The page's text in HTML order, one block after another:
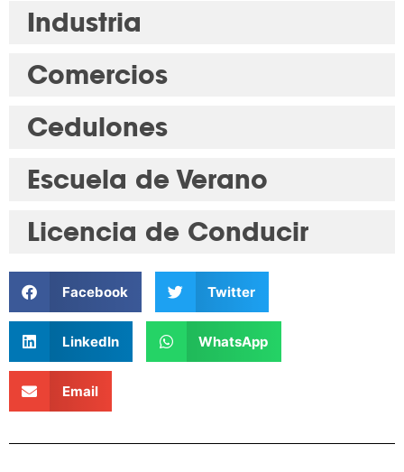
Industria
Comercios
Cedulones
Escuela de Verano
Licencia de Conducir
Facebook Twitter
LinkedIn WhatsApp
Email